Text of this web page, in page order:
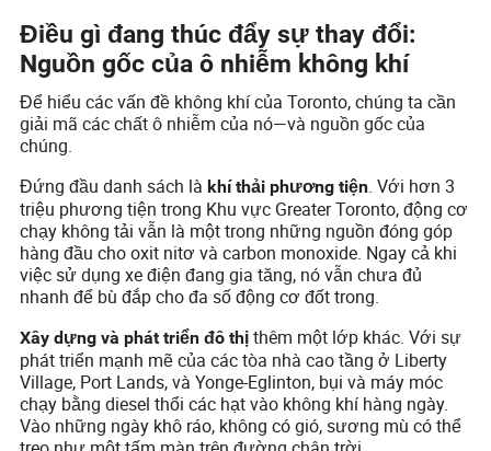
Điều gì đang thúc đẩy sự thay đổi:
Nguồn gốc của ô nhiễm không khí
Để hiểu các vấn đề không khí của Toronto, chúng ta cần
giải mã các chất ô nhiễm của nó—và nguồn gốc của
chúng.
Đứng đầu danh sách làkhí thải phương tiện. Với hơn 3
triệu phương tiện trong Khu vực Greater Toronto, động cơ
chạy không tải vẫn là một trong những nguồn đóng góp
hàng đầu cho oxit nitơ và carbon monoxide. Ngay cả khi
việc sử dụng xe điện đang gia tăng, nó vẫn chưa đủ
nhanh để bù đắp cho đa số động cơ đốt trong.
Xây dựng và phát triển đô thị thêm một lớp khác. Với sự
phát triển mạnh mẽ của các tòa nhà cao tầng ở Liberty
Village, Port Lands, và Yonge-Eglinton, bụi và máy móc
chạy bằng diesel thổi các hạt vào không khí hàng ngày.
Vào những ngày khô ráo, không có gió, sương mù có thể